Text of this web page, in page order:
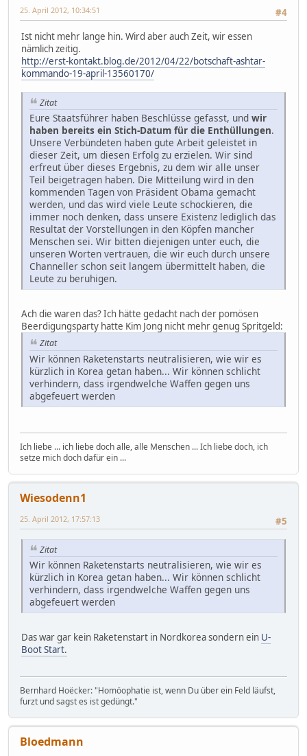
#4
25. April 2012, 10:34:51
Ist nicht mehr lange hin. Wird aber auch Zeit, wir essen
nämlich zeitig.
http://erst-kontakt.blog.de/2012/04/22/botschaft-ashtar-
kommando-19-april-13560170/
Zitat
Eure Staatsführer haben Beschlüsse gefasst, und wir
haben bereits ein Stich-Datum für die Enthüllungen.
Unsere Verbündeten haben gute Arbeit geleistet in
dieser Zeit, um diesen Erfolg zu erzielen. Wir sind
erfreut über dieses Ergebnis, zu dem wir alle unser
Teil beigetragen haben. Die Mitteilung wird in den
kommenden Tagen von Präsident Obama gemacht
werden, und das wird viele Leute schockieren, die
immer noch denken, dass unsere Existenz lediglich das
Resultat der Vorstellungen in den Köpfen mancher
Menschen sei. Wir bitten diejenigen unter euch, die
unseren Worten vertrauen, die wir euch durch unsere
Channeller schon seit langem übermittelt haben, die
Leute zu beruhigen.
Ach die waren das? Ich hätte gedacht nach der pomösen
Beerdigungsparty hatte Kim Jong nicht mehr genug Spritgeld:
Zitat
Wir können Raketenstarts neutralisieren, wie wir es
kürzlich in Korea getan haben... Wir können schlicht
verhindern, dass irgendwelche Waffen gegen uns
abgefeuert werden
Ich liebe ... ich liebe doch alle, alle Menschen ... Ich liebe doch, ich
setze mich doch dafür ein ...
Wiesodenn1
#5
25. April 2012, 17:57:13
Zitat
Wir können Raketenstarts neutralisieren, wie wir es
kürzlich in Korea getan haben... Wir können schlicht
verhindern, dass irgendwelche Waffen gegen uns
abgefeuert werden
Das war gar kein Raketenstart in Nordkorea sondern ein U-
Boot Start.
Bernhard Hoëcker: "Homöophatie ist, wenn Du über ein Feld läufst,
furzt und sagst es ist gedüngt."
Bloedmann